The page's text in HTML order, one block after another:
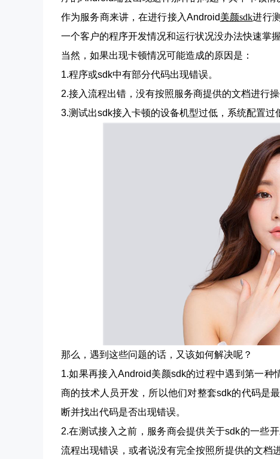
作为服务商来讲，在进行接入Android美颜sdk进行
一个客户的程序开发情况和运行状况没办法快速掌
当然，如果出现卡顿情况可能造成的原因是：
1.程序或sdk中有部分代码出现错误。
2.接入流程出错，没有按照服务商提供的文档进行操
3.测试出sdk接入卡顿的设备机型过低，系统配置过
那么，遇到这些问题的话，又该如何解决呢？
1.如果再接入Android美颜sdk的过程中遇到第一
商的技术人员开发，所以他们对整套sdk的代码是
断并找出代码是否出现错误。
2.在测试接入之前，服务商会提供关于sdk的一些
流程出现错误，或者说没有完全按照所提供的文档